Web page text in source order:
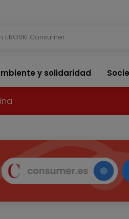
y solidaridad